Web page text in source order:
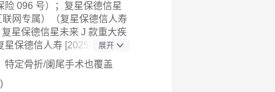
险 096 号）；复星保德信星
网专属）（复星保德信人寿
星保德信星未来 J 款重大疾
保德信人寿 [2025]疾病保险
保人豁免 C 款 重大疾病保
信人寿 [2025]疾病保险 068
展开
特定骨折/阑尾手术也覆盖